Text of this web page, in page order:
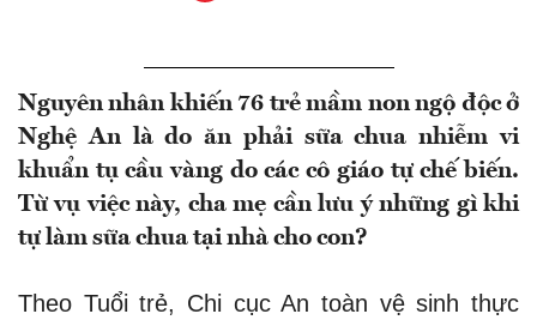
Nguyên nhân khiến 76 trẻ mầm non ngộ độc ở
Nghệ An là do ăn phải sữa chua nhiễm vi
khuẩn tụ cầu vàng do các cô giáo tự chế biến.
Từ vụ việc này, cha mẹ cần lưu ý những gì khi
tự làm sữa chua tại nhà cho con?
Theo Tuổi trẻ, Chi cục An toàn vệ sinh thực